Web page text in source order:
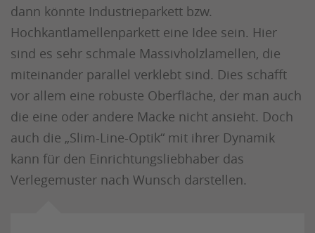
dann könnte Industrieparkett bzw.
Hochkantlamellenparkett eine Idee sein. Hier
sind es sehr schmale Massivholzlamellen, die
miteinander parallel verklebt sind. Dies schafft
vor allem eine robuste Oberfläche, der man auch
die eine oder andere Macke nicht ansieht. Doch
auch die „Slim-Line-Optik“ mit ihrer Dynamik
kann für den Einrichtungsliebhaber das
Verlegemuster nach Wunsch darstellen.